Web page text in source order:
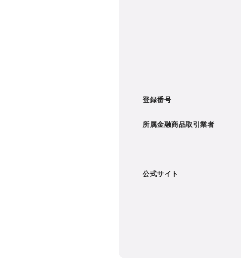
登録番号
所属金融商品取引業者
公式サイト